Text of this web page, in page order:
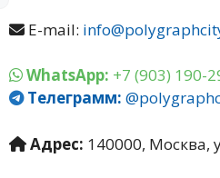
E-mail:
WhatsApp: +7 (903) 190-
Телеграмм:
Адрес: 140000, Москва,